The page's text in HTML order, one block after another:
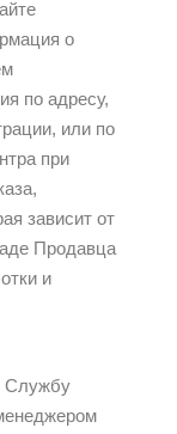
о
по адресу,
или по
при
зависит от
Продавца
и
Службу